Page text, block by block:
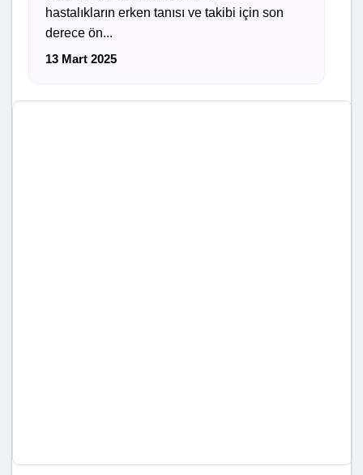
hastalıkların erken tanısı ve takibi için son
derece ön...
13 Mart 2025